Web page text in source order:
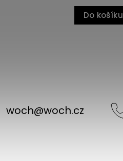
Do košíku
woch@woch.cz